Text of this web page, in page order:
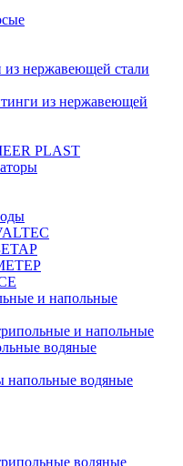
нержавеющей стали
из нержавеющей
PLAST
и напольные
и напольные
водяные
напольные водяные
водяные